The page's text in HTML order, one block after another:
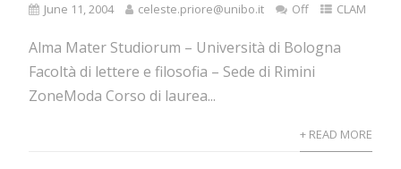
June 11, 2004 celeste.priore@unibo.it Off CLAM
Alma Mater Studiorum – Università di Bologna
Facoltà di lettere e filosofia – Sede di Rimini
ZoneModa Corso di laurea...
+ READ MORE